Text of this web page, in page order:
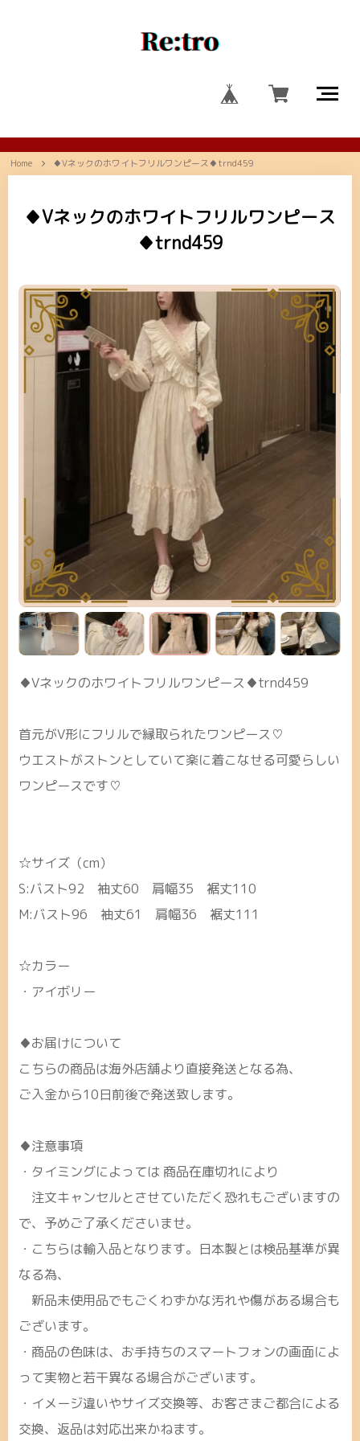
Home ♦Vネックのホワイトフリルワンピース♦trnd459
♦Vネックのホワイトフリルワンピース
♦trnd459
♦Vネックのホワイトフリルワンピース♦trnd459
首元がV形にフリルで縁取られたワンピース♡
ウエストがストンとしていて楽に着こなせる可愛らしい
ワンピースです♡
☆サイズ（cm）
S:バスト92 袖丈60 肩幅35 裾丈110
M:バスト96 袖丈61 肩幅36 裾丈111
☆カラー
・アイボリー
♦お届けについて
こちらの商品は海外店舗より直接発送となる為、
ご入金から10日前後で発送致します。
♦注意事項
・タイミングによっては 商品在庫切れにより
注文キャンセルとさせていただく恐れもございますの
で、予めご了承くださいませ。
・こちらは輸入品となります。日本製とは検品基準が異
なる為、
新品未使用品でもごくわずかな汚れや傷がある場合も
ございます。
・商品の色味は、お手持ちのスマートフォンの画面によ
って実物と若干異なる場合がございます。
・イメージ違いやサイズ交換等、お客さまご都合による
交換、返品は対応出来かねます。